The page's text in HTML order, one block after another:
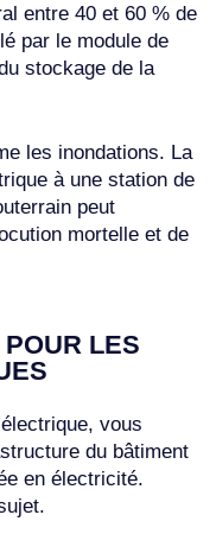
entre 40 et 60 % de
par le module de
stockage de la
les inondations. La
à une station de
peut
mortelle et de
LES
vous
du bâtiment
en électricité.